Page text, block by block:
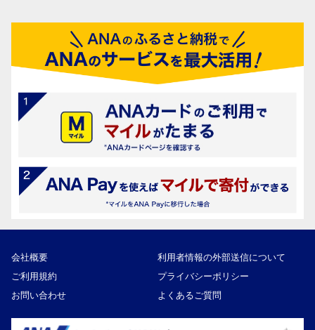
会社概要
利用者情報の外部送信について
ご利用規約
プライバシーポリシー
お問い合わせ
よくあるご質問